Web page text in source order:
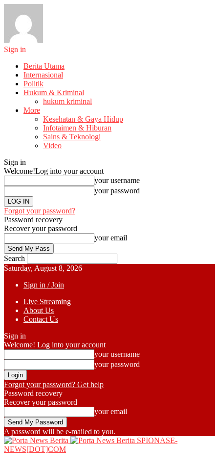
Sign in
Berita Utama
Internasional
Politik
Hukum & Kriminal
hukum kriminal
More
Kesehatan & Gaya Hidup
Infotaimen & Hiburan
Sains & Teknologi
Video
Sign in
Welcome!Log into your account
your username
your password
Forgot your password?
Password recovery
Recover your password
your email
Search
Saturday, August 8, 2026
Sign in / Join
Live Streaming
About Us
Contact Us
Sign in
Welcome! Log into your account
your username
your password
Forgot your password? Get help
Password recovery
Recover your password
your email
A password will be e-mailed to you.
SPIONASE-
NEWS[DOT]COM